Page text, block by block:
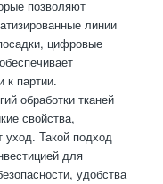
позволяют
линии
цифровые
к партии.
обработки тканей
свойства,
уход. Такой подход
для
удобства